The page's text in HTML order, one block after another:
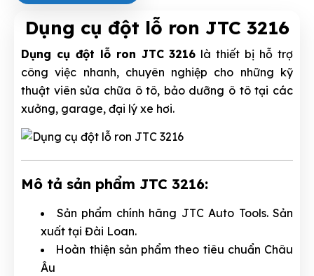
Dụng cụ đột lỗ ron JTC 3216
Dụng cụ đột lỗ ron JTC 3216 là thiết bị hỗ trợ
công việc nhanh, chuyên nghiệp cho những kỹ
thuật viên sửa chữa ô tô, bảo dưỡng ô tô tại các
xưởng, garage, đại lý xe hơi.
Mô tả sản phẩm JTC 3216:
Sản phẩm chính hãng JTC Auto Tools. Sản
xuất tại Đài Loan.
Hoàn thiện sản phẩm theo tiêu chuẩn Châu
Âu